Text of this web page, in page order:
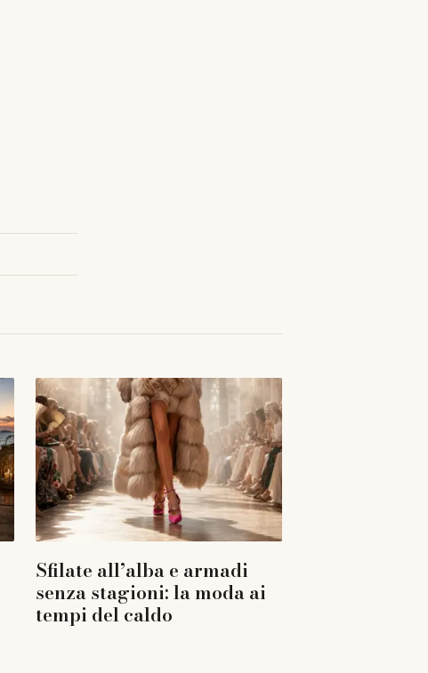
Sfilate all’alba e armadi
senza stagioni: la moda ai
tempi del caldo